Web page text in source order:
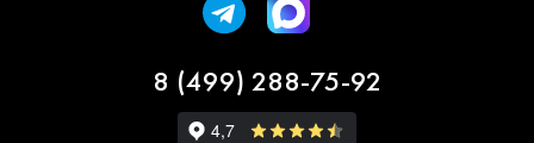
8 (499) 288-75-92